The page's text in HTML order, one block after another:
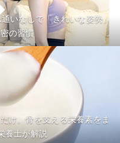
いなしで「きれいな姿勢」
の習慣
け。骨を支える栄養素をま
養士が解説